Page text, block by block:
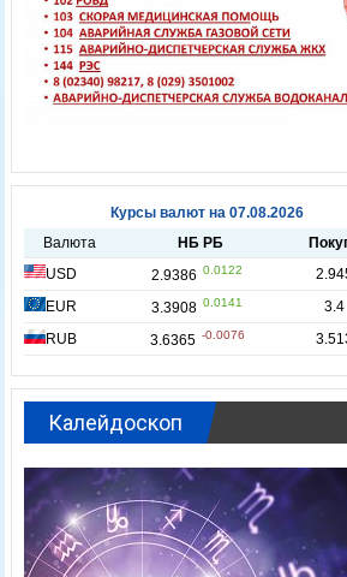
Калейдоскоп